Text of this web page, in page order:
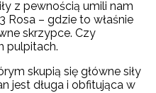
z pewnością umili nam
Rosa – gdzie to właśnie
skrzypce. Czy
pulpitach.
skupią się główne siły
jest długa i obfitująca w